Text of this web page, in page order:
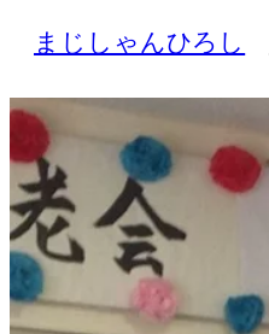
を
キ
ッ
プ
まじしゃんひろし